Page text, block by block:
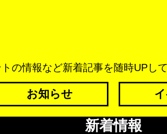
の情報など新着記事を随時UPして
お知らせ
新着情報